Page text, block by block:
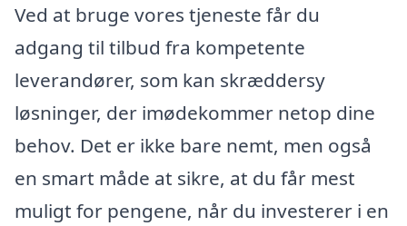
Ved at bruge vores tjeneste får du
adgang til tilbud fra kompetente
leverandører, som kan skræddersy
løsninger, der imødekommer netop dine
behov. Det er ikke bare nemt, men også
en smart måde at sikre, at du får mest
muligt for pengene, når du investerer i en